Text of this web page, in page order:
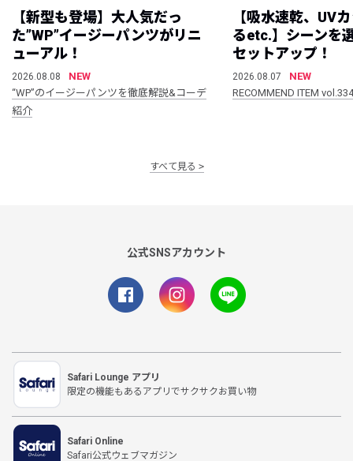
【新型も登場】大人気だっ
た”WP”イージーパンツがリニ
ューアル！
2026.08.08
NEW
“WP”のイージーパンツを徹底解説&コーデ
紹介
【吸水速乾、UV
るetc.】シーンを
セットアップ！
2026.08.07
NEW
RECOMMEND ITEM vol.334
すべて見る
公式SNSアカウント
Safari Lounge アプリ
限定の機能もあるアプリでサクサクお買い物
Safari Online
Safari公式ウェブマガジン